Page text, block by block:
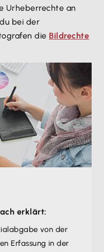
Urheberrechte an
bei der
die Bildrechte
erklärt:
von der
Erfassung in der